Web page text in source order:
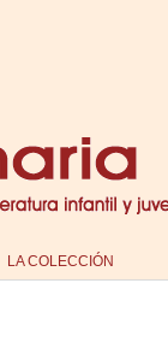
LA COLECCIÓN